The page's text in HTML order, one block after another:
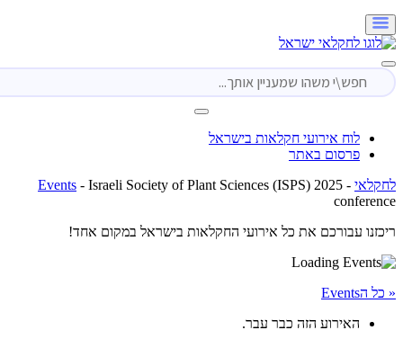
לוח אירועי חקלאות בישראל
פרסום באתר
-
Events-Israeli Society of Plant Sciences (ISPS) 2025
עבורכם את כל אירועי החקלאות בישראל במקום אחד!
האירוע הזה כבר עבר.